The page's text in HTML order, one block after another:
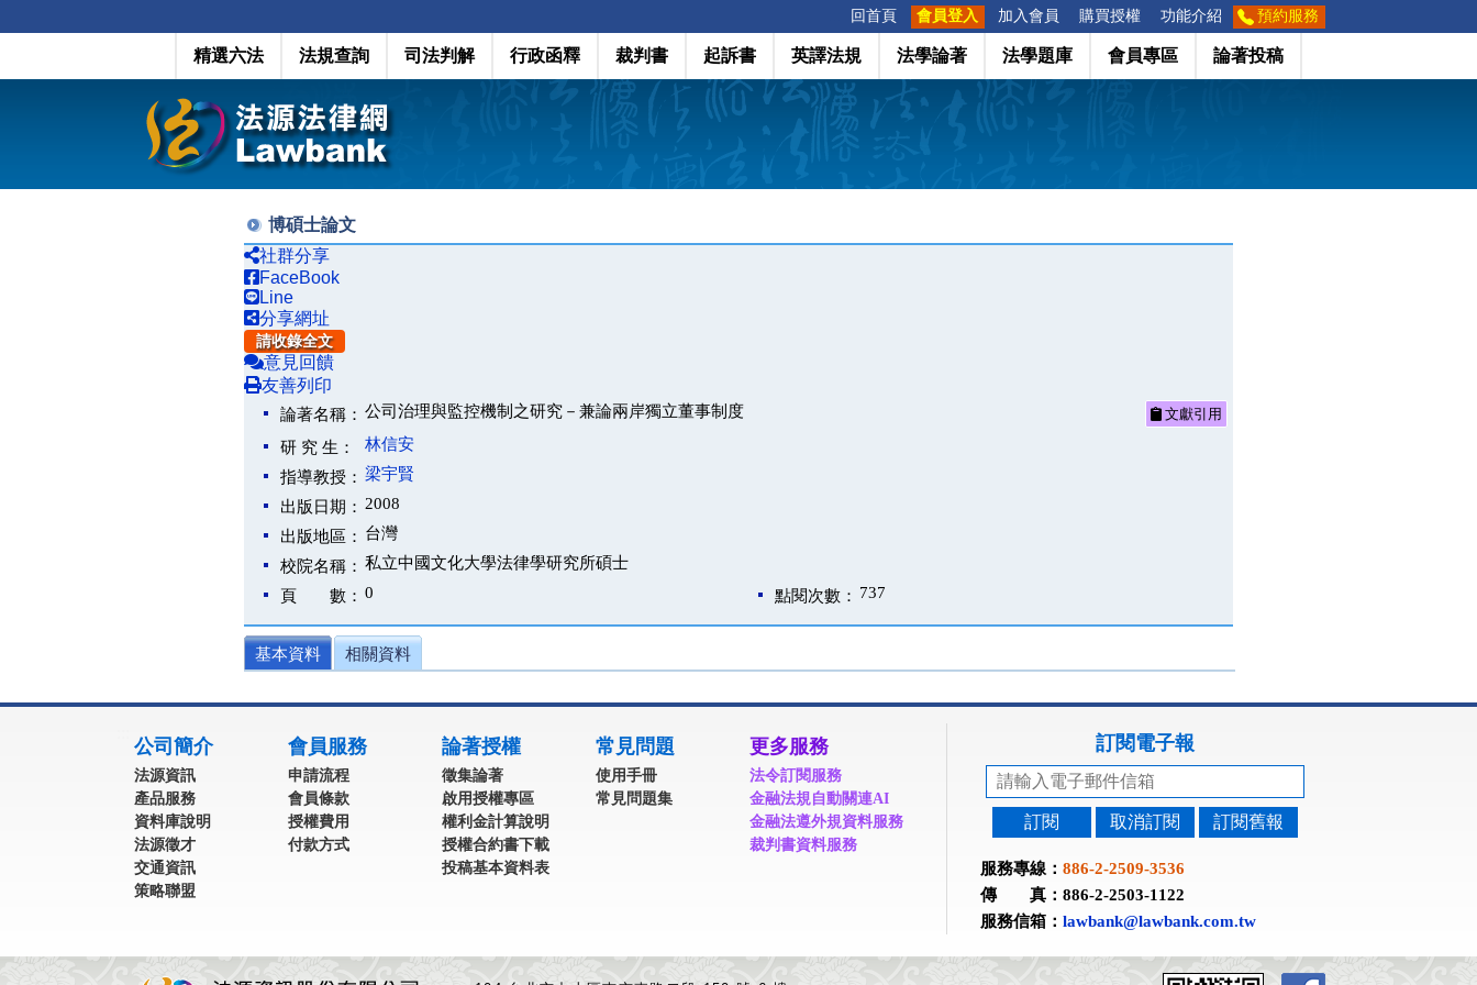
回首頁 會員登入 加入會員 購買授權 功能介紹 預約服務
精選六法 法規查詢 司法判解 行政函釋 裁判書 起訴書 英譯法規 法學論著 法學題庫 會員專區 論著投稿
博碩士論文
社群分享
FaceBook
Line
分享網址
請收錄全文
意見回饋
友善列印
論著名稱： 公司治理與監控機制之研究－兼論兩岸獨立董事制度 文獻引用
研 究 生：
林信安
指導教授： 梁宇賢
出版日期： 2008
出版地區： 台灣
校院名稱： 私立中國文化大學法律學研究所碩士
頁 數： 0 點閱次數： 737
基本資料 相關資料
公司簡介
法源資訊
產品服務
資料庫說明
法源徵才
交通資訊
策略聯盟
會員服務
申請流程
會員條款
授權費用
付款方式
論著授權
徵集論著
啟用授權專區
權利金計算說明
授權合約書下載
投稿基本資料表
常見問題
使用手冊
常見問題集
更多服務
法令訂閱服務
金融法規自動關連AI
金融法遵外規資料服務
裁判書資料服務
訂閱電子報
訂閱 取消訂閱 訂閱舊報
服務專線： 886-2-2509-3536
傳 真：886-2-2503-1122
服務信箱： lawbank@lawbank.com.tw